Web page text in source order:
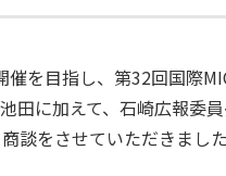
を目指し、第32回国際
田に加えて、石崎広報委
談をさせていただきました